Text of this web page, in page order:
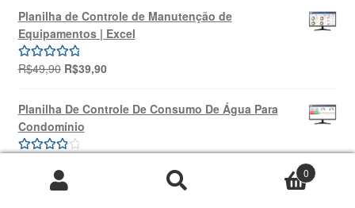
original
era:
R$149,99.
atual
é:
R$99,99.
Planilha de Controle de Manutenção de
Equipamentos | Excel
Avaliação
R$49,90 O
original
era:
R$49,90.
R$39,90O
atual
é:
Planilha De Controle De Consumo De Água Para
Condomínio
de 5 preço
original
Pesquisar
Pesquisar
0